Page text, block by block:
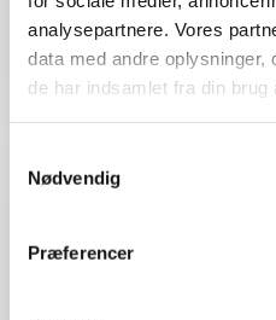
analysepartnere. Vores
data med andre oplysninger,
de har indsamlet fra din brug
Nødvendig
Præferencer
​MAD UD AF HUSET
Læs mere